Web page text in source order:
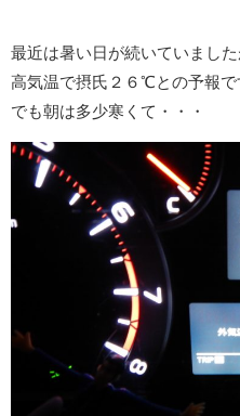
最近は暑い日が続いていまし
高気温で摂氏２６℃との予報で
でも朝は多少寒くて・・・